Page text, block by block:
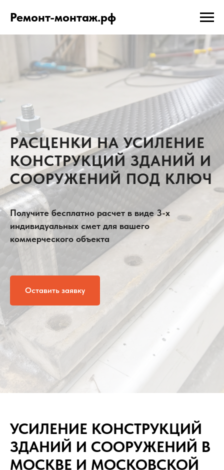
Ремонт-монтаж.рф
РАСЦЕНКИ НА УСИЛЕНИЕ
КОНСТРУКЦИЙ ЗДАНИЙ И
СООРУЖЕНИЙ ПОД КЛЮЧ
Получите бесплатно расчет в виде 3-х
индивидуальных смет для вашего
коммерческого объекта
Оставить заявку
УСИЛЕНИЕ КОНСТРУКЦИЙ
ЗДАНИЙ И СООРУЖЕНИЙ В
МОСКВЕ И МОСКОВСКОЙ